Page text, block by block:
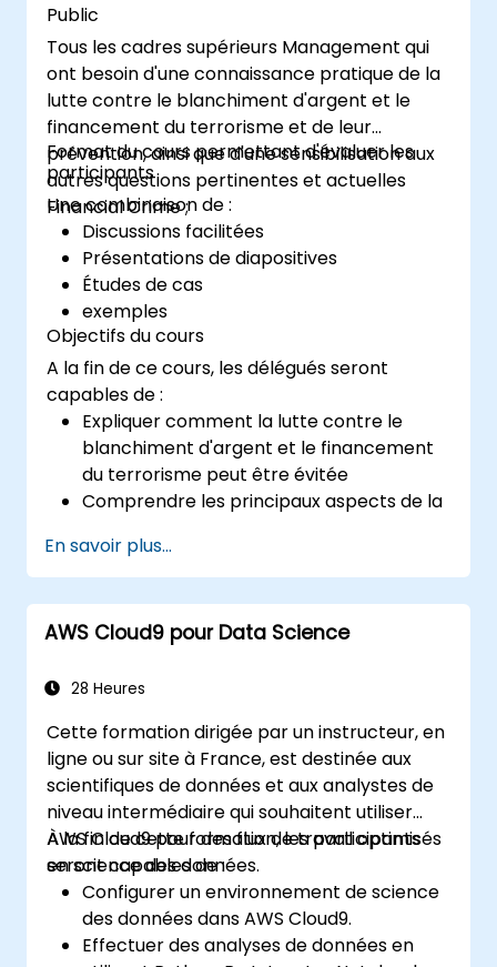
d'apprentissage automatique en
production.
Public
Tous les cadres supérieurs Management qui
ont besoin d'une connaissance pratique de la
lutte contre le blanchiment d'argent et le
financement du terrorisme et de leur
prévention, ainsi que d'une sensibilisation aux
autres questions pertinentes et actuelles
Financial Crime ;
Format du cours permettant d'évaluer les
participants
Une combinaison de :
Discussions facilitées
Présentations de diapositives
Études de cas
exemples
Objectifs du cours
A la fin de ce cours, les délégués seront
capables de :
Expliquer comment la lutte contre le
blanchiment d'argent et le financement
du terrorisme peut être évitée
Comprendre les principaux aspects de la
et le financement du terrorisme tels qu'ils
s'appliquent à leurs entreprises, ainsi que
les efforts nationaux et internationaux
déployés pour les combattre.
entreprise et son personnel doivent se
blanchiment de capitaux et de
financement du terrorisme.
Détailler comment une entreprise peut
devenir une cible pour le blanchiment
d'argent et le financement du terrorisme :
et expliquer quels "signaux d'alarme"
peuvent les aider à identifier, prévenir et
signaler toute activité criminelle
(suspecte ou réelle).
En savoir plus...
AWS Cloud9 pour Data Science
28 Heures
Cette formation dirigée par un instructeur, en
ligne ou sur site à France, est destinée aux
scientifiques de données et aux analystes de
niveau intermédiaire qui souhaitent utiliser
AWS Cloud9 pour des flux de travail optimisés
en science des données.
À la fin de cette formation, les participants
seront capables de :
Configurer un environnement de science
des données dans AWS Cloud9.
Effectuer des analyses de données en